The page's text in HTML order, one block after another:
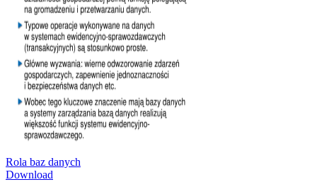
Rola baz danych
Download